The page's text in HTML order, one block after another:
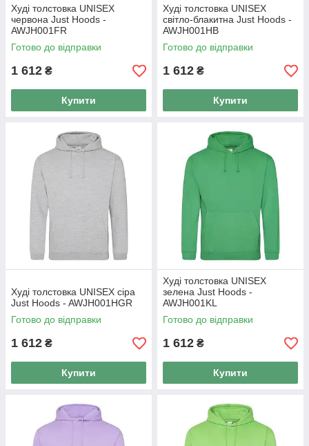
Худі толстовка UNISEX
червона Just Hoods -
AWJH001FR
Готово до відправки
1 612 ₴
Купити
Худі толстовка UNISEX
світло-блакитна Just Hoods -
AWJH001HB
Готово до відправки
1 612 ₴
Купити
Худі толстовка UNISEX сіра
Just Hoods - AWJH001HGR
Готово до відправки
1 612 ₴
Купити
Худі толстовка UNISEX
зелена Just Hoods -
AWJH001KL
Готово до відправки
1 612 ₴
Купити